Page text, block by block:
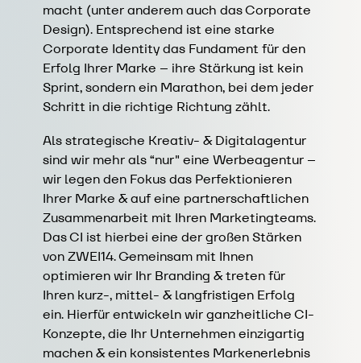
macht (unter anderem auch dasCorporate
Design). Entsprechend ist eine starke
Corporate Identity das Fundament für den
Erfolg Ihrer Marke – ihre Stärkung ist kein
Sprint, sondern ein Marathon, bei dem jeder
Schritt in die richtige Richtung zählt.
Als strategische Kreativ- & Digitalagentur
sind wir mehr als “nur" eine Werbeagentur –
wir legen den Fokus das Perfektionieren
Ihrer Marke & auf eine partnerschaftlichen
Zusammenarbeit mit Ihren Marketingteams.
Das CI ist hierbei eine der großen Stärken
von ZWEI14. Gemeinsam mit Ihnen
optimieren wir Ihr Branding & treten für
Ihren kurz-, mittel- & langfristigen Erfolg
ein. Hierfür entwickeln wir ganzheitliche CI-
Konzepte, die Ihr Unternehmen einzigartig
machen & ein konsistentes Markenerlebnis